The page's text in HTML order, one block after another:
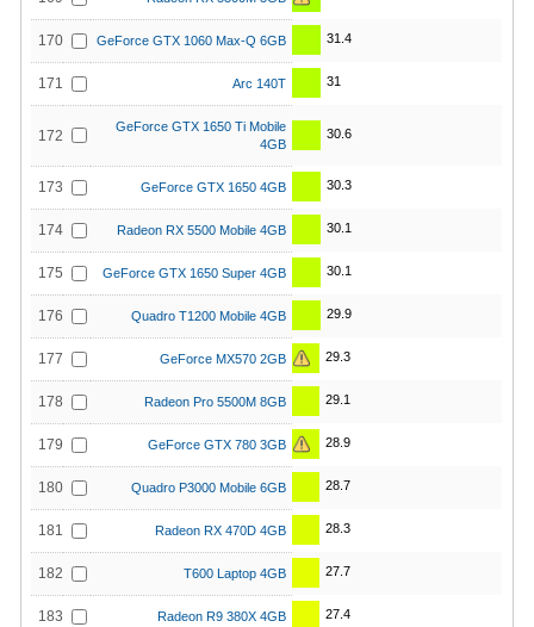
170 GeForce GTX 1060 Max-Q 6GB 31.4
171 Arc 140T 31
172
GeForce GTX 1650 Ti Mobile
4GB
30.6
173 GeForce GTX 1650 4GB 30.3
174 Radeon RX 5500 Mobile 4GB 30.1
175 GeForce GTX 1650 Super 4GB 30.1
176 Quadro T1200 Mobile 4GB 29.9
177 GeForce MX570 2GB 29.3
178 Radeon Pro 5500M 8GB 29.1
179 GeForce GTX 780 3GB 28.9
180 Quadro P3000 Mobile 6GB 28.7
181 Radeon RX 470D 4GB 28.3
182 T600 Laptop 4GB 27.7
183 Radeon R9 380X 4GB 27.4